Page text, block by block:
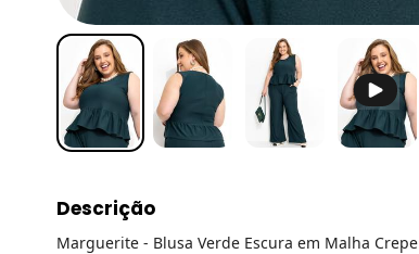
Descrição
Marguerite - Blusa Verde Escura em Malha Crepe